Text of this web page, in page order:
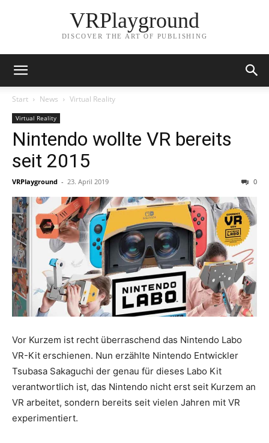
VRPlayground
DISCOVER THE ART OF PUBLISHING
Start News Virtual Reality
Virtual Reality
Nintendo wollte VR bereits
seit 2015
VRPlayground - 23. April 2019 0
Vor Kurzem ist recht überraschend das Nintendo Labo
VR-Kit erschienen. Nun erzählte Nintendo Entwickler
Tsubasa Sakaguchi der genau für dieses Labo Kit
verantwortlich ist, das Nintendo nicht erst seit Kurzem an
VR arbeitet, sondern bereits seit vielen Jahren mit VR
experimentiert.